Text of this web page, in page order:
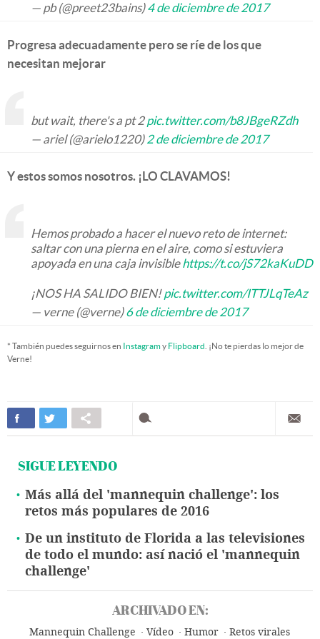
— pb (@preet23bains)4 de diciembre de 2017
Progresa adecuadamente pero se ríe de los que
necesitan mejorar
but wait, there's a pt 2pic.twitter.com/b8JBgeRZdh
— ariel (@arielo1220)2 de diciembre de 2017
Y estos somos nosotros. ¡LO CLAVAMOS!
Hemos probado a hacer el nuevo reto de internet:
saltar con una pierna en el aire, como si estuviera
apoyada en una caja invisiblehttps://t.co/jS72kaKuDD
¡NOS HA SALIDO BIEN!pic.twitter.com/ITTJLqTeAz
— verne (@verne)6 de diciembre de 2017
* También puedes seguirnos en Instagramy Flipboard . ¡No te pierdas lo mejor de
Verne!
SIGUE LEYENDO
Más allá del 'mannequin challenge': los
retos más populares de 2016
De un instituto de Florida a las televisiones
de todo el mundo: así nació el 'mannequin
challenge'
ARCHIVADO EN:
Mannequin Challenge Vídeo Humor
Retos virales